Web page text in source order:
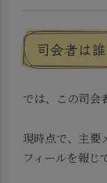
司会者は
では、この司会
現時点で、主要
フィールを報じ